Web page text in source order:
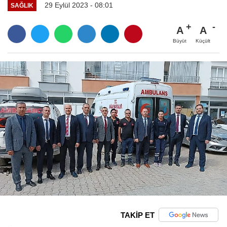
SAĞLIK 29 Eylül 2023 - 08:01
A
Büyüt
A
Küçült
TAKİP ET